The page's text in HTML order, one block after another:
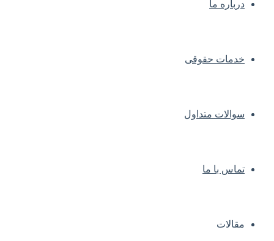
درباره ما
خدمات حقوقی
سوالات متداول
تماس با ما
مقالات